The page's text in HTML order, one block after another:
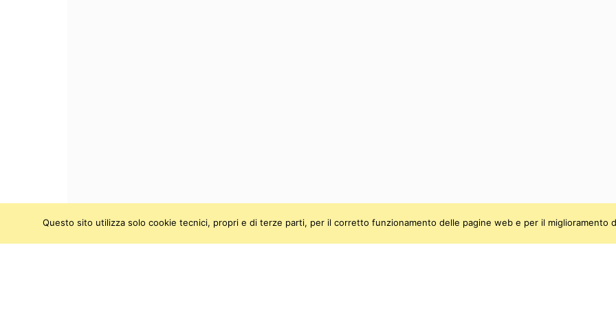
Questo sito utilizza solo cookie tecnici, propri e di terze parti, per il corretto funzionamento delle pagine web e per il miglioramento